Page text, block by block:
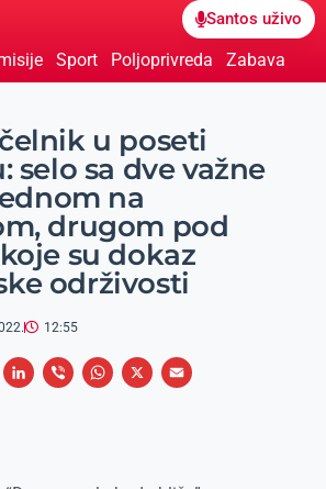
Santos uživo
Sport Poljoprivreda Zabava
u poseti
selo sa dve važne
na
drugom pod
su dokaz
održivosti
12:55
L
V
W
X
E